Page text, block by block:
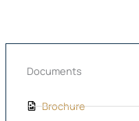
Documents
Brochure